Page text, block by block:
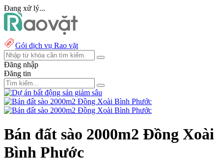
Đang xử lý...
Gói dịch vụ Rao vặt
Đăng nhập
Đăng tin
Bán đất sào 2000m2 Đồng Xoài
Bình Phước